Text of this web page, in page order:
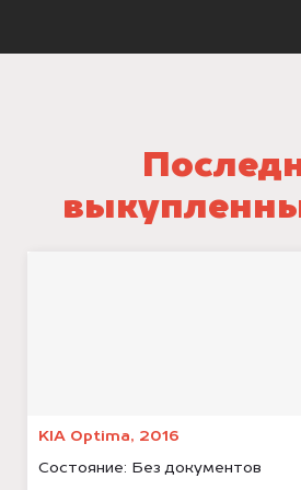
KIA Optima, 2016
Состояние: Без документов